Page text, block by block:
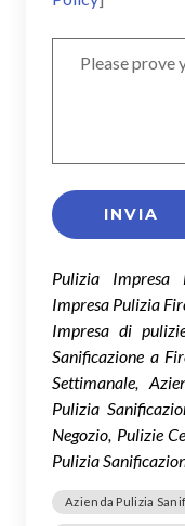
Please prove
Pulizia Impresa
Impresa Pulizia
Impresa di
Sanificazione a
Settimanale,
Pulizia
Negozio, Pulizie
Pulizia
Azienda Pulizia